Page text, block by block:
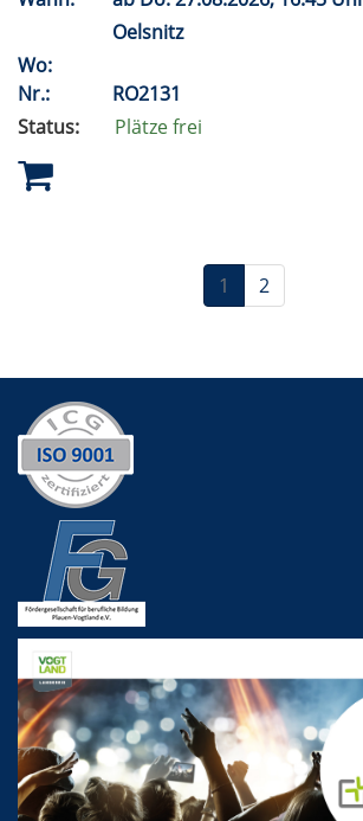
Oelsnitz
Wo:
Nr.:
RO2131
Status:
Plätze frei
1 2